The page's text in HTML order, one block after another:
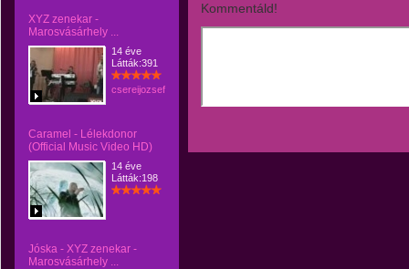
XYZ zenekar -
Marosvásárhely ...
14 éve
Látták:391
csereijozsef
Caramel - Lélekdonor
(Official Music Video HD)
14 éve
Látták:198
Jóska - XYZ zenekar -
Marosvásárhely ...
Kommentáld!